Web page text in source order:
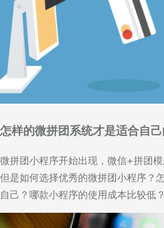
怎样的微拼团系统才是适合自己
微拼团小程序开始出现，微信+拼团模
但是如何选择优秀的微拼团小程序？
自己？哪款小程序的使用成本比较低